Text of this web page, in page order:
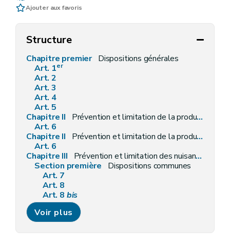
Ajouter aux favoris
Structure
Chapitre premier Dispositions générales
Art. 1er
Art. 2
Art. 3
Art. 4
Art. 5
Chapitre II
Prévention et limitation de la production des déchets et de leur nocivité
Art. 6
Chapitre II
Prévention et limitation de la production des déchets et de leur nocivité
Art. 6
Chapitre III
Prévention et limitation des nuisances lors de la gestion des déchets
Section première
Dispositions communes
Art. 7
Art. 8
Art. 8 bis
Art. 9
Art. 10
Art. 11
Voir plus